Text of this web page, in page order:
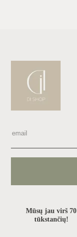
Mūsų jau virš 70
tūkstančių!